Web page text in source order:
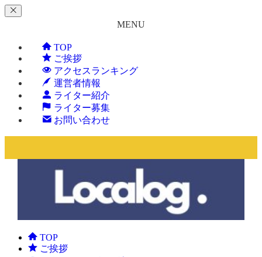
MENU
TOP
ご挨拶
アクセスランキング
運営者情報
ライター紹介
ライター募集
お問い合わせ
TOP
ご挨拶